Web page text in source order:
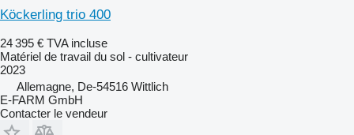
Köckerling trio 400
24 395 € TVA incluse
Matériel de travail du sol - cultivateur
2023
Allemagne, De-54516 Wittlich
E-FARM GmbH
Contacter le vendeur